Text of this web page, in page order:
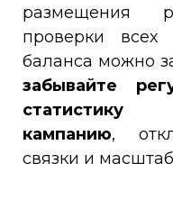
размещения
проверки
баланса можно
забывайте
статистику
кампанию,
связки и